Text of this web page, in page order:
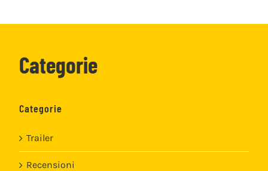
Categorie
Categorie
Trailer
Recensioni